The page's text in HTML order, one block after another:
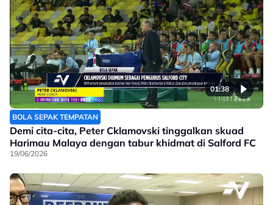
01:38
BOLA SEPAK TEMPATAN
Demi cita-cita, Peter Cklamovski tinggalkan skuad
Harimau Malaya dengan tabur khidmat di Salford FC
19/06/2026